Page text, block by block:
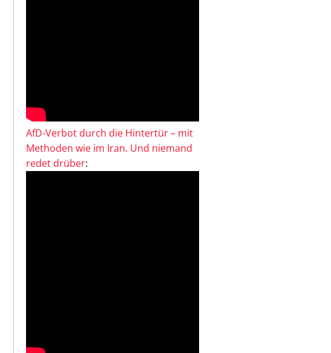
AfD-Verbot durch die Hintertür – mit
Methoden wie im Iran. Und niemand
redet drüber: